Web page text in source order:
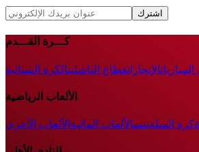
اشترك
كـــرة القـــدم
الإنجازاتقطاع الناشئينالكرة النسائية
الألعاب الرياضية
كرة السلةتنسالألعاب المائية الألعاب الأخرى